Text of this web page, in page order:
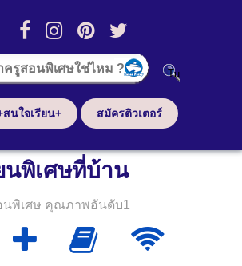
สนใจเรียน+ สมัครติวเตอร์
นพิเศษที่บ้าน
นพิเศษ คุณภาพอันดับ1